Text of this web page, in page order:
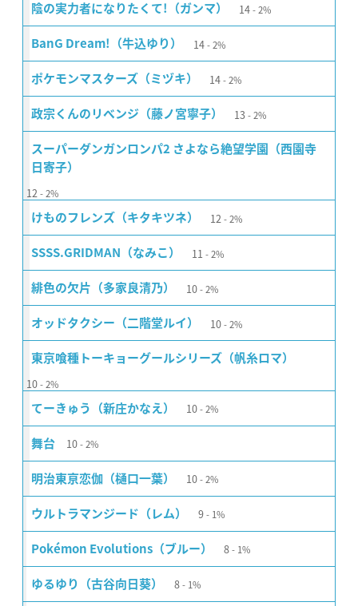
陰の実力者になりたくて!（ガンマ） 14 2%
BanG Dream!（牛込ゆり） 14 2%
ポケモンマスターズ（ミヅキ） 14 2%
政宗くんのリベンジ（藤ノ宮寧子） 13 2%
スーパーダンガンロンパ2 さよなら絶望学園（西園寺
日寄子）
12 2%
けものフレンズ（キタキツネ） 12 2%
SSSS.GRIDMAN（なみこ） 11 2%
緋色の欠片（多家良清乃） 10 2%
オッドタクシー（二階堂ルイ） 10 2%
東京喰種トーキョーグールシリーズ（帆糸ロマ）
10 2%
てーきゅう（新庄かなえ） 10 2%
舞台 10 2%
明治東亰恋伽（樋口一葉） 10 2%
ウルトラマンジード（レム） 9 1%
Pokémon Evolutions（ブルー） 8 1%
ゆるゆり（古谷向日葵） 8 1%